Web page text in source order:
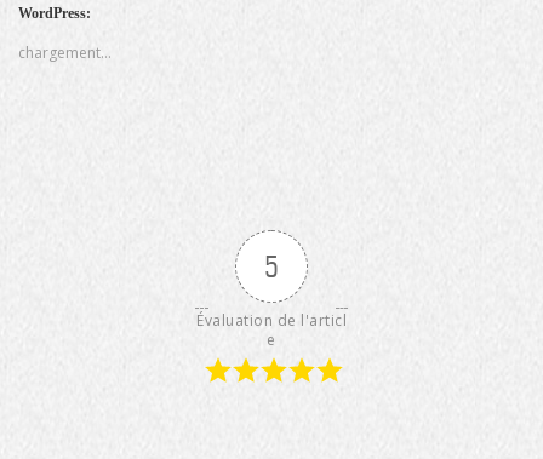
WordPress:
chargement…
5
Évaluation de l'articl
e